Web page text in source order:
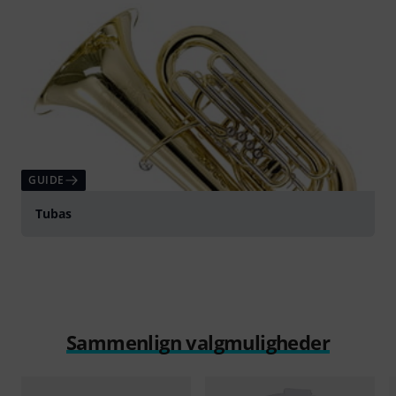
GUIDE
Tubas
Sammenlign valgmuligheder